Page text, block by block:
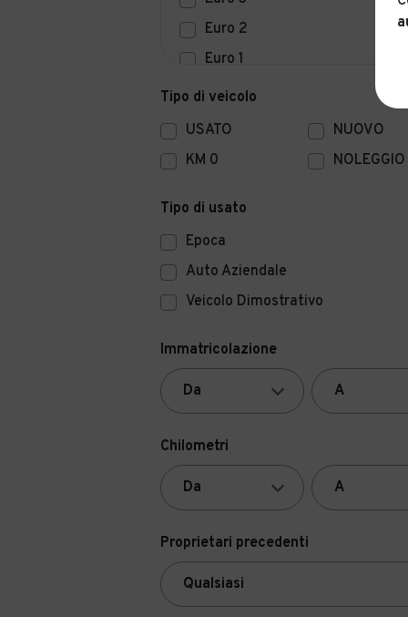
Euro 2
Euro 1
Euro 0
Tipo di veicolo
USATO
NUOVO
KM 0
NOLEGGIO
Tipo di usato
Epoca
Auto Aziendale
Veicolo Dimostrativo
Immatricolazione
Chilometri
Proprietari precedenti